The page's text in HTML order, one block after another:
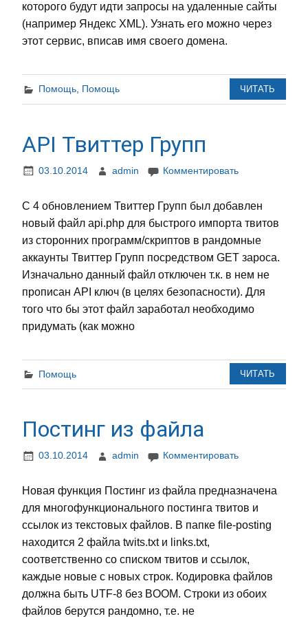
которого будут идти запросы на удаленные сайты
(например Яндекс XML). Узнать его можно через
этот сервис, вписав имя своего домена.
Помощь, Помощь ЧИТАТЬ
API Твиттер Групп
03.10.2014 admin Комментировать
С 4 обновлением Твиттер Групп был добавлен
новый файл api.php для быстрого импорта твитов
из сторонних программ/скриптов в рандомные
аккаунты Твиттер Групп посредством GET зароса.
Изначально данный файл отключен т.к. в нем не
прописан API ключ (в целях безопасности). Для
того что бы этот файл заработал необходимо
придумать (как можно
Помощь ЧИТАТЬ
Постинг из файла
03.10.2014 admin Комментировать
Новая функция Постинг из файла предназначена
для многофункционального постинга твитов и
ссылок из текстовых файлов. В папке file-posting
находится 2 файла twits.txt и links.txt,
соответственно со списком твитов и ссылок,
каждые новые с новых строк. Кодировка файлов
должна быть UTF-8 без BOOM. Строки из обоих
файлов берутся рандомно, т.е. не